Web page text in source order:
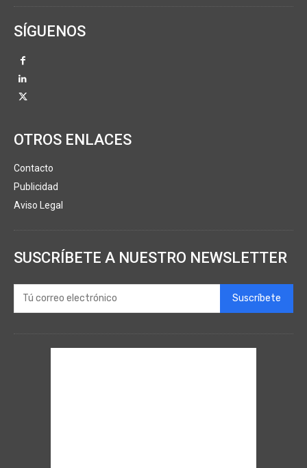
SÍGUENOS
OTROS ENLACES
Contacto
Publicidad
Aviso Legal
SUSCRÍBETE A NUESTRO NEWSLETTER
Suscríbete